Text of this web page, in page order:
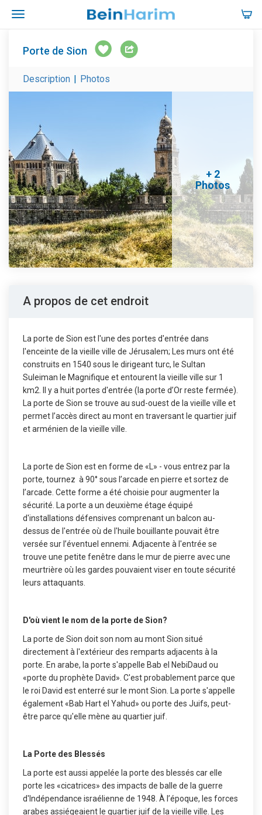
Porte de Sion
Description | Photos
+ 2
Photos
A propos de cet endroit
La porte de Sion est l'une des portes d'entrée dans
l'enceinte de la vieille ville de Jérusalem; Les murs ont été
construits en 1540 sous le dirigeant turc, le Sultan
Suleiman le Magnifique et entourent la vieille ville sur 1
km2. Il y a huit portes d'entrée (la porte d’Or reste fermée).
La porte de Sion se trouve au sud-ouest de la vieille ville et
permet l’accès direct au mont en traversant le quartier juif
et arménien de la vieille ville.
La porte de Sion est en forme de «L» - vous entrez par la
porte, tournez à 90° sous l’arcade en pierre et sortez de
l’arcade. Cette forme a été choisie pour augmenter la
sécurité. La porte a un deuxième étage équipé
d'installations défensives comprenant un balcon au-
dessus de l'entrée où de l'huile bouillante pouvait être
versée sur l’éventuel ennemi. Adjacente à l'entrée se
trouve une petite fenêtre dans le mur de pierre avec une
meurtrière où les gardes pouvaient viser en toute sécurité
leurs attaquants.
D'où vient le nom de la porte de Sion?
La porte de Sion doit son nom au mont Sion situé
directement à l'extérieur des remparts adjacents à la
porte. En arabe, la porte s'appelle Bab el NebiDaud ou
«porte du prophète David». C'est probablement parce que
le roi David est enterré sur le mont Sion. La porte s'appelle
également «Bab Hart el Yahud» ou porte des Juifs, peut-
être parce qu'elle mène au quartier juif.
La Porte des Blessés
La porte est aussi appelée la porte des blessés car elle
porte les «cicatrices» des impacts de balle de la guerre
d'Indépendance israélienne de 1948. À l’époque, les forces
arabes assiégeaient le quartier juif de la vieille ville. Les